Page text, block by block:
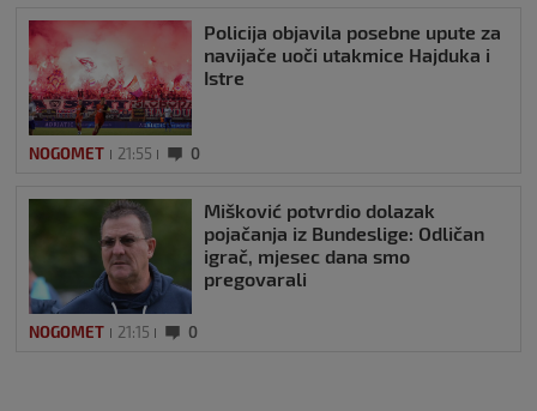
Policija objavila posebne upute za
navijače uoči utakmice Hajduka i
Istre
NOGOMET 21:55 0
Mišković potvrdio dolazak
pojačanja iz Bundeslige: Odličan
igrač, mjesec dana smo
pregovarali
NOGOMET 21:15 0